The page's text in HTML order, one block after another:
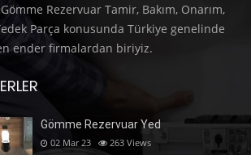
Rezervuar Tamir, Bakım, Onarım,
Parça konusunda Türkiye genelinde
ender firmalardan biriyiz.
Gömme Rezervuar Yed
02 Mar 23 263 Views